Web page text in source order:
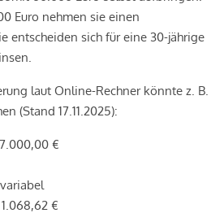
Euro nehmen sie einen
entscheiden sich für eine 30-jährige
laut Online-Rechner könnte z. B.
(Stand 17.11.2025):
€
variabel
1.068,62 €